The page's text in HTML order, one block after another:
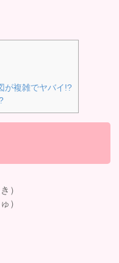
が複雑でヤバイ!?
）
）